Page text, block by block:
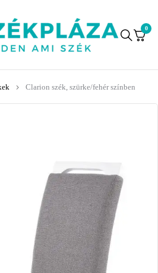
0
Clarion szék, szürke/fehér színben